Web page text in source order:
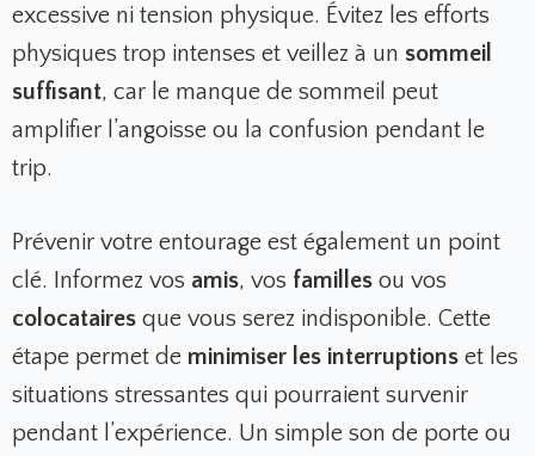
excessive ni tension physique. Évitez les efforts
physiques trop intenses et veillez à un sommeil
suffisant, car le manque de sommeil peut
amplifier l’angoisse ou la confusion pendant le
trip.
Prévenir votre entourage est également un point
clé. Informez vos amis, vos familles ou vos
colocataires que vous serez indisponible. Cette
étape permet de minimiser les interruptions et les
situations stressantes qui pourraient survenir
pendant l’expérience. Un simple son de porte ou